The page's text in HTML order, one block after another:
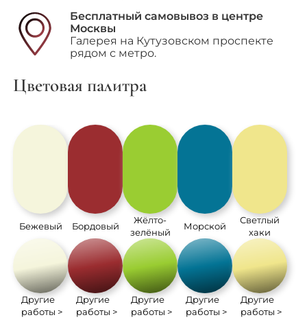
Бесплатный самовывоз в центре
Москвы
Галерея на Кутузовском проспекте
рядом с метро.
Цветовая палитра
Бежевый
Другие
работы >
Бордовый
Другие
работы >
Жёлто-
зелёный
Другие
работы >
Морской
Другие
работы >
Светлый
хаки
Другие
работы >